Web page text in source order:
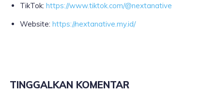
TikTok: https://www.tiktok.com/@nextanative
Website: https://nextanative.my.id/
TINGGALKAN KOMENTAR